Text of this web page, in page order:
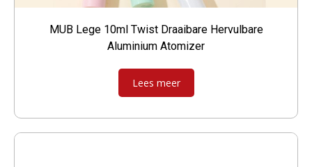
MUB Lege 10ml Twist Draaibare Hervulbare
Aluminium Atomizer
Lees meer